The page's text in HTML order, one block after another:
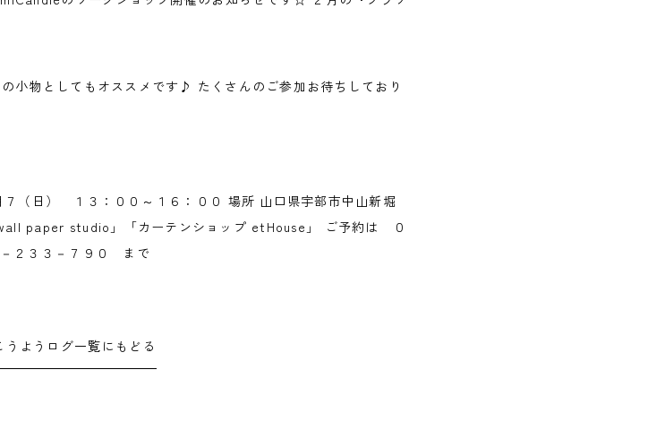
小物としてもオススメです♪ たくさんのご参加お待ちしており
日） １３：００～１６：００ 場所 山口県宇部市中山新堀
paper studio」「カーテンショップ etHouse」 ご予約は ０
－２３３－７９０ まで
うようログ一覧にもどる